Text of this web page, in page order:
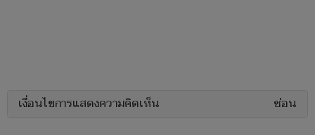
เงื่อนไขการแสดงความคิดเห็น ซ่อน